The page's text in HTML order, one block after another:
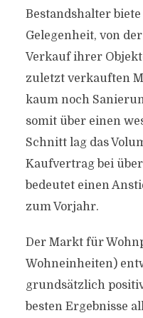
Bestandshalter
Gelegenheit, von
Verkauf ihrer
zuletzt verkauften
kaum noch
somit über einen
Schnitt lag das
Kaufvertrag bei
bedeutet einen
zum Vorjahr.
Der Markt für
Wohneinheiten)
grundsätzlich
besten Ergebnisse